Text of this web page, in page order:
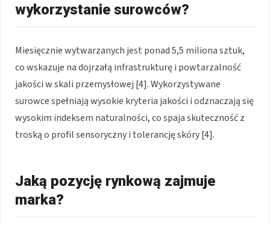
wykorzystanie surowców?
Miesięcznie wytwarzanych jest ponad 5,5 miliona sztuk,
co wskazuje na dojrzałą infrastrukturę i powtarzalność
jakości w skali przemysłowej [4]. Wykorzystywane
surowce spełniają wysokie kryteria jakości i odznaczają się
wysokim indeksem naturalności, co spaja skuteczność z
troską o profil sensoryczny i tolerancję skóry [4].
Jaką pozycję rynkową zajmuje
marka?